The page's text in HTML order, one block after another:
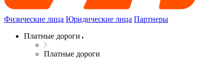
Физические лица Юридические лица Партнеры
Платные дороги
Платные дороги